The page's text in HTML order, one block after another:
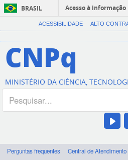
BRASIL
Acesso à informação
ACESSIBILIDADE ALTO
CNPq
MINISTÉRIO DA CIÊNCIA,
Perguntas frequentes Central de Atendimento